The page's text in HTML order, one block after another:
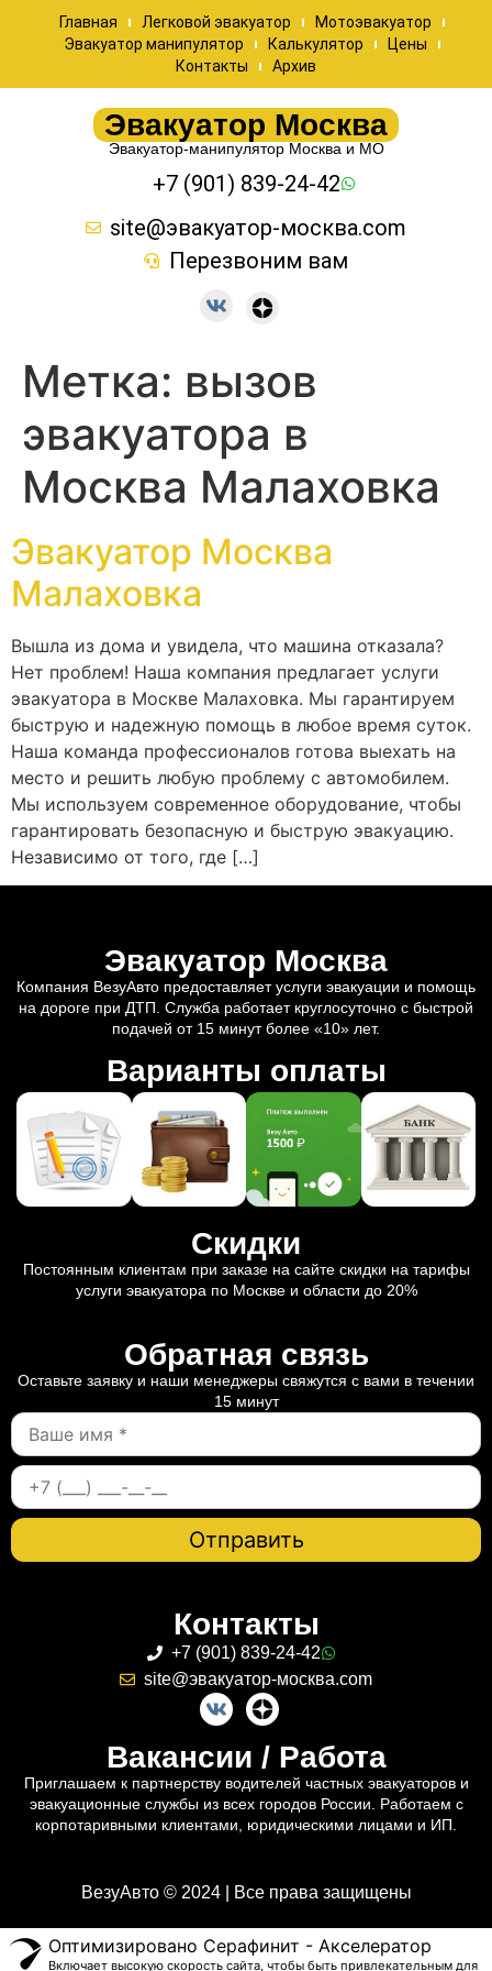
Главная Легковой эвакуатор
Мотоэвакуатор
Эвакуатор манипулятор
Калькулятор
Цены
Контакты
Архив
Эвакуатор Москва
Эвакуатор-манипулятор Москва и МО
+7 (901) 839-24-42
site@эвакуатор-москва.com
Перезвоним вам
Метка: вызов
эвакуатора в
Москва Малаховка
Эвакуатор Москва
Малаховка
Вышла из дома и увидела, что машина отказала?
Нет проблем! Наша компания предлагает услуги
эвакуатора в Москве Малаховка. Мы гарантируем
быструю и надежную помощь в любое время суток.
Наша команда профессионалов готова выехать на
место и решить любую проблему с автомобилем.
Мы используем современное оборудование, чтобы
гарантировать безопасную и быструю эвакуацию.
Независимо от того, где […]
Эвакуатор Москва
Компания ВезуАвто предоставляет услуги эвакуации и помощь
на дороге при ДТП. Служба работает круглосуточно с быстрой
подачей от 15 минут более «10» лет.
Варианты оплаты
Скидки
Постоянным клиентам при заказе на сайте скидки на тарифы
услуги эвакуатора по Москве и области до 20%
Обратная связь
Оставьте заявку и наши менеджеры свяжутся с вами в течении
15 минут
Контакты
+7 (901) 839-24-42
site@эвакуатор-москва.com
Вакансии / Работа
Приглашаем к партнерству водителей частных эвакуаторов и
эвакуационные службы из всех городов России. Работаем с
корпотаривными клиентами, юридическими лицами и ИП.
ВезуАвто © 2024 | Все права защищены
Оптимизировано Серафинит - Акселератор
Включает высокую скорость сайта, чтобы быть привлекательным для